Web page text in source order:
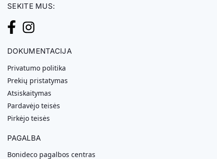
SEKITE MUS:
DOKUMENTACIJA
Privatumo politika
Prekių pristatymas
Atsiskaitymas
Pardavėjo teisės
Pirkėjo teisės
PAGALBA
Bonideco pagalbos centras